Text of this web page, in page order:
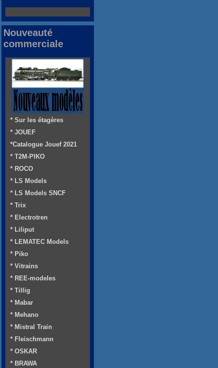
Nouveauté
commerciale
* Sur les étagères
* JOUEF
*Catalogue Jouef 2021
* T2M-PIKO
* ROCO
* LS Models
* LS Models SNCF
* Trix
* Electrotren
* Liliput
* LEMATEC Models
* Piko
* Vitrains
* REE-modeles
* Tillig
* Mabar
* Mehano
* Mistral Train
* Fleischmann
* OSKAR
* BRAWA